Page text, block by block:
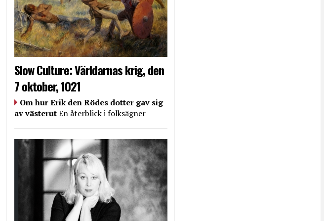
Slow Culture: Världarnas krig, den
7 oktober, 1021
Om hur Erik den Rödes dotter gav sig
av västerutEn återblick i folksägner